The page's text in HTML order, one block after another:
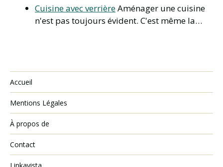
Cuisine avec verrièreAménager une cuisine
n'est pas toujours évident. C'est même la…
Accueil
Mentions Légales
À propos de
Contact